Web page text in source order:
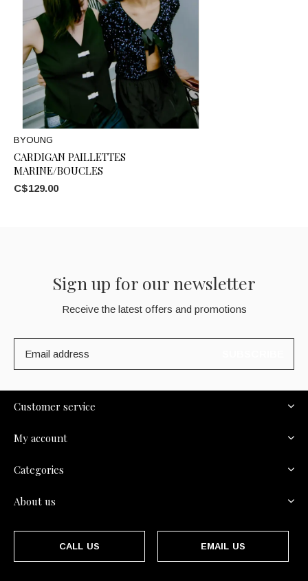
BYOUNG
CARDIGAN PAILLETTES
MARINE/BOUCLES
C$129.00
Sign up for our newsletter
Receive the latest offers and promotions
Customer service
My account
Categories
About us
CALL US EMAIL US